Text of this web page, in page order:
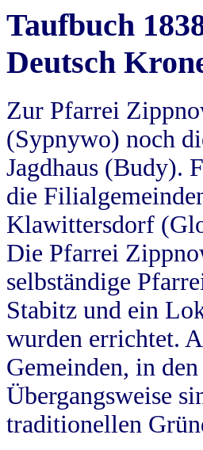
Taufbuch
Deutsch
Zur Pfarrei
(Sypnywo) noch
Jagdhaus (Budy).
die
Klawittersdorf
Die Pfarrei
selbständige
Stabitz und ein
wurden errichtet.
Gemeinden, in
Übergangsweise
traditionellen